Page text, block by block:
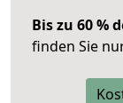
Bis zu 60 %
finden Sie